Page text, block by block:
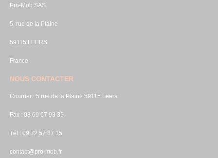
Pro-Mob SAS
5, rue de la Plaine
59115 LEERS
France
NOUS CONTACTER
Courrier : 5 rue de la Plaine 59115 Leers
Fax : 03 69 67 93 35
Tél : 09 72 57 87 15
contact@pro-mob.fr